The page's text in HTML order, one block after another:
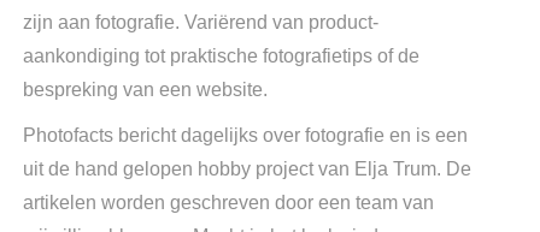
zijn aan fotografie. Variërend van product-
aankondiging tot praktische fotografietips of de
bespreking van een website.
Photofacts bericht dagelijks over fotografie en is een
uit de hand gelopen hobby project van Elja Trum. De
artikelen worden geschreven door een team van